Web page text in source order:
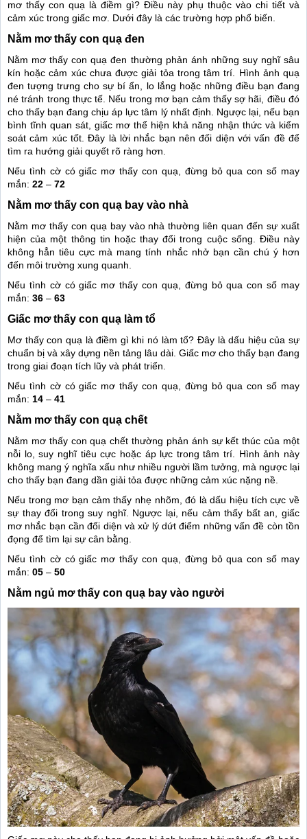
mơ thấy con quạ là điềm gì? Điều này phụ thuộc vào chi tiết và
cảm xúc trong giấc mơ. Dưới đây là các trường hợp phổ biến.
Nằm mơ thấy con quạ đen
Nằm mơ thấy con quạ đen thường phản ánh những suy nghĩ sâu
kín hoặc cảm xúc chưa được giải tỏa trong tâm trí. Hình ảnh quạ
đen tượng trưng cho sự bí ẩn, lo lắng hoặc những điều bạn đang
né tránh trong thực tế. Nếu trong mơ bạn cảm thấy sợ hãi, điều đó
cho thấy bạn đang chịu áp lực tâm lý nhất định. Ngược lại, nếu bạn
bình tĩnh quan sát, giấc mơ thể hiện khả năng nhận thức và kiểm
soát cảm xúc tốt. Đây là lời nhắc bạn nên đối diện với vấn đề để
tìm ra hướng giải quyết rõ ràng hơn.
Nếu tình cờ có giấc mơ thấy con quạ, đừng bỏ qua con số may
mắn: 22 – 72
Nằm mơ thấy con quạ bay vào nhà
Nằm mơ thấy con quạ bay vào nhà thường liên quan đến sự xuất
hiện của một thông tin hoặc thay đổi trong cuộc sống. Điều này
không hẳn tiêu cực mà mang tính nhắc nhở bạn cần chú ý hơn
đến môi trường xung quanh.
Nếu tình cờ có giấc mơ thấy con quạ, đừng bỏ qua con số may
mắn: 36 – 63
Giấc mơ thấy con quạ làm tổ
Mơ thấy con quạ là điềm gì khi nó làm tổ? Đây là dấu hiệu của sự
chuẩn bị và xây dựng nền tảng lâu dài. Giấc mơ cho thấy bạn đang
trong giai đoạn tích lũy và phát triển.
Nếu tình cờ có giấc mơ thấy con quạ, đừng bỏ qua con số may
mắn: 14 – 41
Nằm mơ thấy con quạ chết
Nằm mơ thấy con quạ chết thường phản ánh sự kết thúc của một
nỗi lo, suy nghĩ tiêu cực hoặc áp lực trong tâm trí. Hình ảnh này
không mang ý nghĩa xấu như nhiều người lầm tưởng, mà ngược lại
cho thấy bạn đang dần giải tỏa được những cảm xúc nặng nề.
Nếu trong mơ bạn cảm thấy nhẹ nhõm, đó là dấu hiệu tích cực về
sự thay đổi trong suy nghĩ. Ngược lại, nếu cảm thấy bất an, giấc
mơ nhắc bạn cần đối diện và xử lý dứt điểm những vấn đề còn tồn
đọng để tìm lại sự cân bằng.
Nếu tình cờ có giấc mơ thấy con quạ, đừng bỏ qua con số may
mắn: 05 – 50
Nằm ngủ mơ thấy con quạ bay vào người